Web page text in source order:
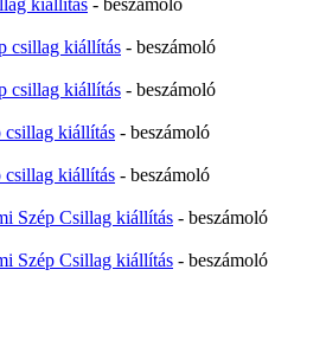
csillag kiállítás - beszámoló
csillag kiállítás - beszámoló
csillag kiállítás - beszámoló
csillag kiállítás - beszámoló
Szép Csillag kiállítás - beszámoló
Szép Csillag kiállítás - beszámoló